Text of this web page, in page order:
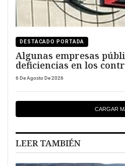
DESTACADO PORTADA
Algunas empresas
deficiencias en los
directivos
6 De Agosto De 2026
CARGAR
LEER TAMBIÉN